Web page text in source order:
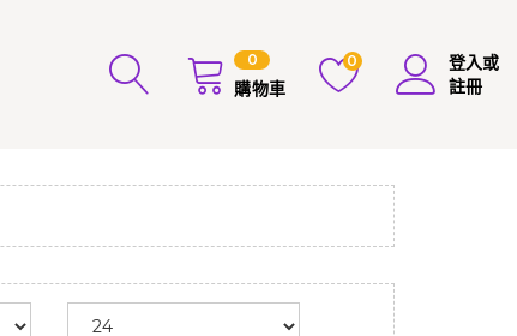
0
購物車
0
登入或
註冊